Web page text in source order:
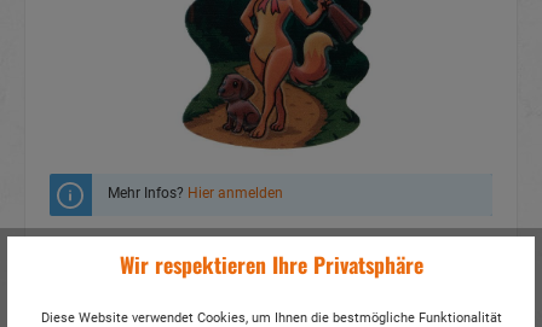
Mehr Infos? Hier anmelden
Zum Merkzettel hinzufügen
Fragen zum Produkt
Wir respektieren Ihre Privatsphäre
Diese Website verwendet Cookies, um Ihnen die bestmögliche Funktionalität